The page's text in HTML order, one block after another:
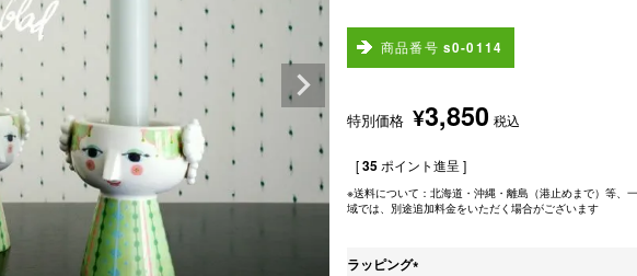
商品番号 s0-0114
特別価格 ¥3,850 税込
[35 ポイント進呈 ]
※送料について：北海道・沖縄・離島（港止めまで）等、
域では、別途追加料金をいただく場合がございます
ラッピング